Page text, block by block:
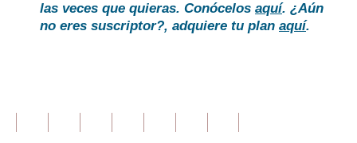
las veces que quieras. Conócelos aquí. ¿Aún
no eres suscriptor?, adquiere tu plan aquí.